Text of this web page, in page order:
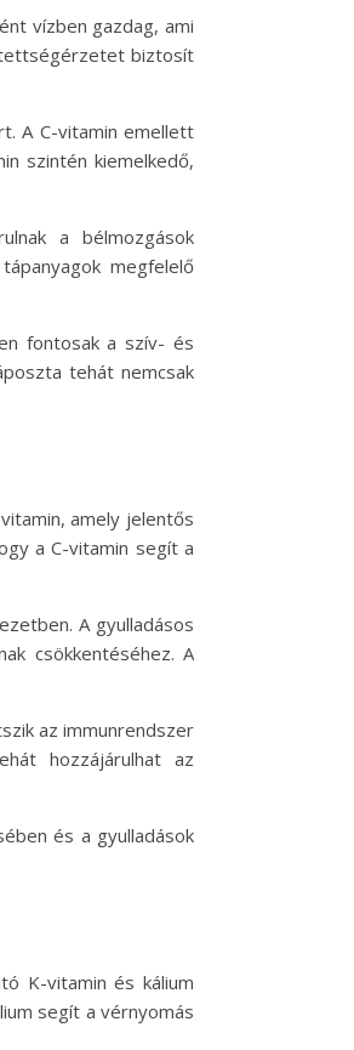
vízben gazdag, ami
biztosít
A C-vitamin emellett
szintén kiemelkedő,
a bélmozgások
megfelelő
fontosak a szív- és
tehát nemcsak
amely jelentős
a C-vitamin segít a
A gyulladásos
csökkentéséhez. A
az immunrendszer
hozzájárulhat az
és a gyulladások
K-vitamin és kálium
segít a vérnyomás